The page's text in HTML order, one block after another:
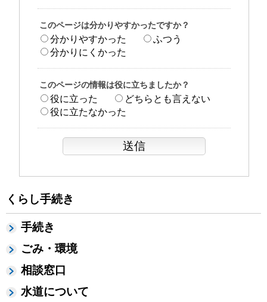
くらし手続き
手続き
ごみ・環境
相談窓口
水道について
このページは分かりやすかったですか？
分かりやすかった
ふつう
分かりにくかった
このページの情報は役に立ちましたか？
役に立った
どちらとも言えない
役に立たなかった